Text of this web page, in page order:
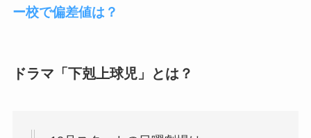
ー校で偏差値は？
ドラマ「下剋上球児」とは？